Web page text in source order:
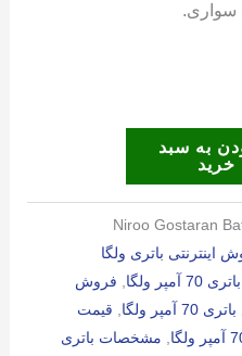
سواری.
به سبد
خرید
Niroo Gostaran
اینترنتی باتری ولگا
آمپر ولگا , فروش
آمپر ولگا , قیمت
, مشخصات باتری